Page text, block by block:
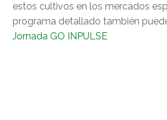
estos cultivos en los mercados
programa detallado también
Jornada GO INPULSE